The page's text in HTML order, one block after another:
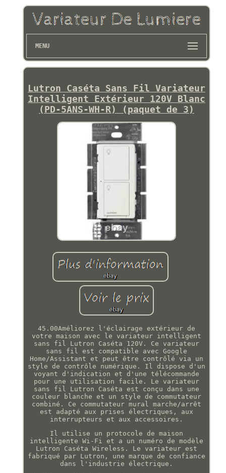
MENU
Lutron Caséta Sans Fil Variateur
Intelligent Extérieur 120V Blanc
(PD-5ANS-WH-R) (paquet de 3)
45.00Améliorez l'éclairage extérieur de
votre maison avec le variateur intelligent
sans fil Lutron Caséta 120V. Ce variateur
sans fil est compatible avec Google
Home/Assistant et peut être contrôlé via un
style de contrôle numérique. Il dispose d'un
voyant d'indication et d'une télécommande
pour une utilisation facile. Le variateur
sans fil Lutron Caséta est conçu dans une
couleur blanche et un style de commutateur
combiné. Ce commutateur mural marche/arrêt
est adapté aux prises électriques, aux
interrupteurs et aux accessoires.
Il utilise un protocole de maison
intelligente Wi-Fi et a un numéro de modèle
Lutron Caséta Wireless. Le variateur est
fabriqué par Lutron, une marque de confiance
dans l'industrie électrique.